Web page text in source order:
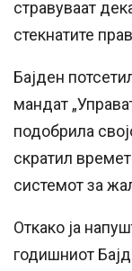
стравуваат
стекнатите
Бајден
мандат
подобрила
скратил
системот за
Откако ја
годишниот